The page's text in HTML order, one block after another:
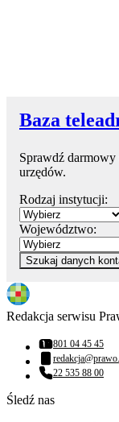
Baza
Sprawdź darmowy
urzędów.
Rodzaj instytucji:
Województwo:
Szukaj danych
Redakcja serwisu
Numer telefonu:
801 04 45 45
Adres email:
Numer telefonu:
22 535 88 00
Śledź nas